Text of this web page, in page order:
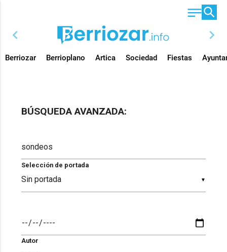
chevron_left chevron_right
Berriozar Berrioplano Artica Sociedad Fiestas
BÚSQUEDA AVANZADA:
▼
Selección de portada
Autor